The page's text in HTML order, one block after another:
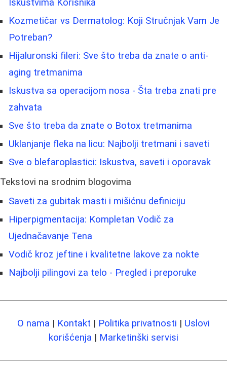
Iskustvima Korisnika
Kozmetičar vs Dermatolog: Koji Stručnjak Vam Je
Potreban?
Hijaluronski fileri: Sve što treba da znate o anti-
aging tretmanima
Iskustva sa operacijom nosa - Šta treba znati pre
zahvata
Sve što treba da znate o Botox tretmanima
Uklanjanje fleka na licu: Najbolji tretmani i saveti
Sve o blefaroplastici: Iskustva, saveti i oporavak
Tekstovi na srodnim blogovima
Saveti za gubitak masti i mišićnu definiciju
Hiperpigmentacija: Kompletan Vodič za
Ujednačavanje Tena
Vodič kroz jeftine i kvalitetne lakove za nokte
Najbolji pilingovi za telo - Pregled i preporuke
O nama | Kontakt | Politika privatnosti | Uslovi
korišćenja | Marketinški servisi